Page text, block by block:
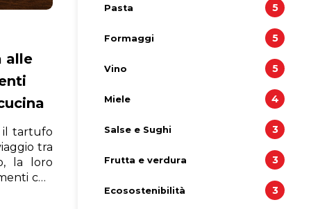
alle
il tartufo
tra
la loro
che
Pasta 5
Formaggi 5
Vino 5
Miele 4
Salse e Sughi 3
Frutta e verdura 3
Ecosostenibilità 3